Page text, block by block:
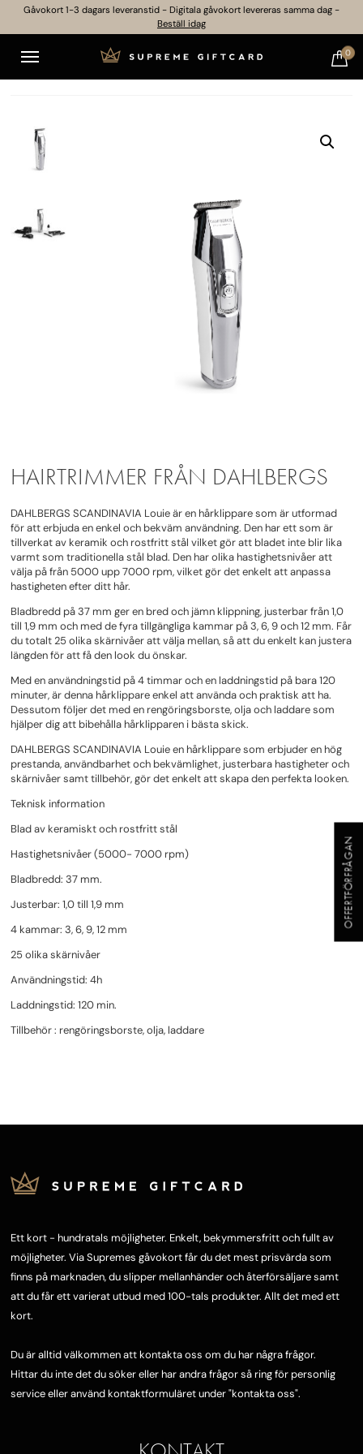
Gåvokort 1-3 dagars leveranstid - Digitala gåvokort levereras samma dag -
Beställ idag
0
HAIRTRIMMER FRÅN DAHLBERGS
DAHLBERGS SCANDINAVIA Louie är en hårklippare som är utformad
för att erbjuda en enkel och bekväm användning. Den har ett som är
tillverkat av keramik och rostfritt stål vilket gör att bladet inte blir lika
varmt som traditionella stål blad. Den har olika hastighetsnivåer att
välja på från 5000 upp 7000 rpm, vilket gör det enkelt att anpassa
hastigheten efter ditt hår.
Bladbredd på 37 mm ger en bred och jämn klippning, justerbar från 1,0
till 1,9 mm och med de fyra tillgängliga kammar på 3, 6, 9 och 12 mm. Får
du totalt 25 olika skärnivåer att välja mellan, så att du enkelt kan justera
längden för att få den look du önskar.
Med en användningstid på 4 timmar och en laddningstid på bara 120
minuter, är denna hårklippare enkel att använda och praktisk att ha.
Dessutom följer det med en rengöringsborste, olja och laddare som
hjälper dig att bibehålla hårklipparen i bästa skick.
DAHLBERGS SCANDINAVIA Louie en hårklippare som erbjuder en hög
prestanda, användbarhet och bekvämlighet, justerbara hastigheter och
skärnivåer samt tillbehör, gör det enkelt att skapa den perfekta looken.
Teknisk information
Blad av keramiskt och rostfritt stål
Hastighetsnivåer (5000- 7000 rpm)
Bladbredd: 37 mm.
Justerbar: 1,0 till 1,9 mm
4 kammar: 3, 6, 9, 12 mm
25 olika skärnivåer
Användningstid: 4h
Laddningstid: 120 min.
Tillbehör : rengöringsborste, olja, laddare
Ett kort - hundratals möjligheter. Enkelt, bekymmersfritt och fullt av
möjligheter. Via Supremes gåvokort får du det mest prisvärda som
finns på marknaden, du slipper mellanhänder och återförsäljare samt
att du får ett varierat utbud med 100-tals produkter. Allt det med ett
kort.
Du är alltid välkommen att kontakta oss om du har några frågor.
Hittar du inte det du söker eller har andra frågor så ring för personlig
service eller använd kontaktformuläret under "kontakta oss".
OFFERTFÖRFRÅGAN